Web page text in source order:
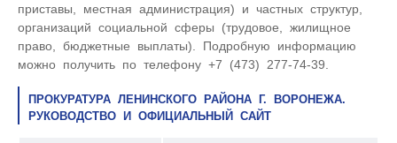
приставы, местная администрация) и частных структур,
организаций социальной сферы (трудовое, жилищное
право, бюджетные выплаты). Подробную информацию
можно получить по телефону +7 (473) 277-74-39.
ПРОКУРАТУРА ЛЕНИНСКОГО РАЙОНА Г. ВОРОНЕЖА.
РУКОВОДСТВО И ОФИЦИАЛЬНЫЙ САЙТ